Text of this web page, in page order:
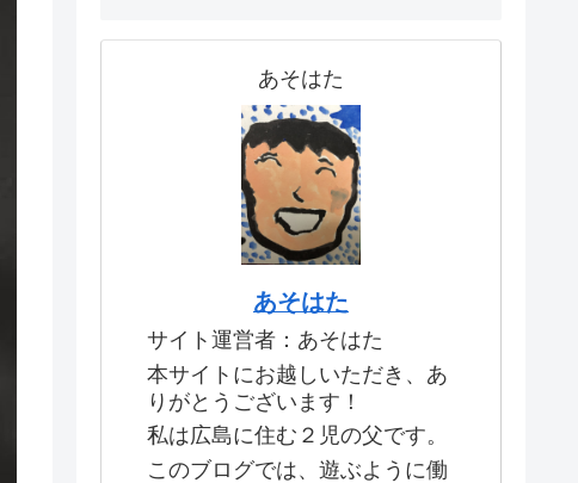
あそはた
あそはた
サイト運営者：あそはた
本サイトにお越しいただき、あ
りがとうございます！
私は広島に住む２児の父です。
このブログでは、遊ぶように働